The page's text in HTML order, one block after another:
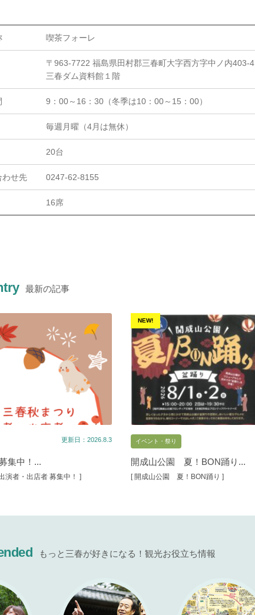
喫茶フォーレ
〒963-7722 福島県田村郡三春町大字西方字中ノ内403-4
三春ダム資料館１階
9：00～16：30（冬季は10：00～15：00）
毎週月曜（4月は無休）
20台
わせ先 0247-62-8155
16席
最新の記事
集中！...
演者・出店者 募集中！ ]
更新日：2026.8.3
NEW!
イベント・祭り
開成山公園 夏！BON踊り...
[ 開成山公園 夏！BON踊り ]
もっと三春が好きになる！観光お役立ち情報